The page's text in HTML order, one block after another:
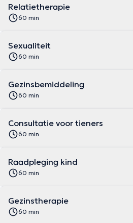
Relatietherapie
60 min
Sexualiteit
60 min
Gezinsbemiddeling
60 min
Consultatie voor tieners
60 min
Raadpleging kind
60 min
Gezinstherapie
60 min